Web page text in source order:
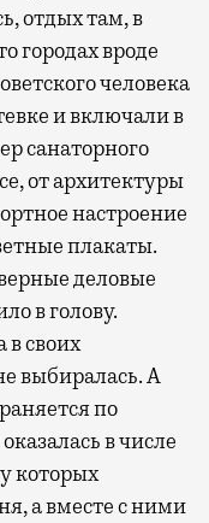
отдых там, в
городах вроде
человека
и включали в
санаторного
от архитектуры
настроение
плакаты.
деловые
в голову.
своих
выбиралась. А
по
в числе
которых
а вместе с ними